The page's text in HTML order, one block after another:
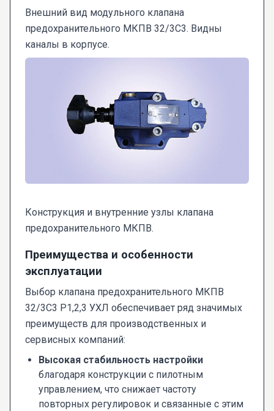
Внешний вид модульного клапана
предохранительного МКПВ 32/3С3. Видны
каналы в корпусе.
Конструкция и внутренние узлы клапана
предохранительного МКПВ.
Преимущества и особенности
эксплуатации
Выбор клапана предохранительного МКПВ
32/3С3 Р1,2,3 УХЛ обеспечивает ряд значимых
преимуществ для производственных и
сервисных компаний:
Высокая стабильность настройки
благодаря конструкции с пилотным
управлением, что снижает частоту
повторных регулировок и связанные с этим